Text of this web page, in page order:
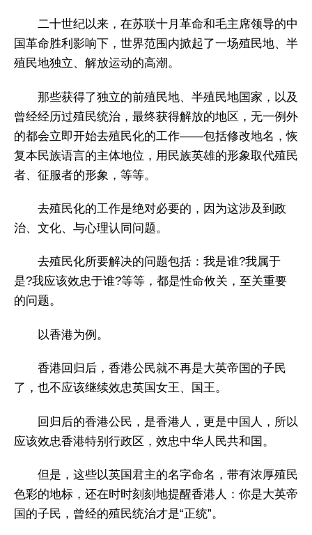
二十世纪以来，在苏联十月革命和毛主席领导的中
国革命胜利影响下，世界范围内掀起了一场殖民地、半
殖民地独立、解放运动的高潮。
那些获得了独立的前殖民地、半殖民地国家，以及
曾经经历过殖民统治，最终获得解放的地区，无一例外
的都会立即开始去殖民化的工作——包括修改地名，恢
复本民族语言的主体地位，用民族英雄的形象取代殖民
者、征服者的形象，等等。
去殖民化的工作是绝对必要的，因为这涉及到政
治、文化、与心理认同问题。
去殖民化所要解决的问题包括：我是谁?我属于
是?我应该效忠于谁?等等，都是性命攸关，至关重要
的问题。
以香港为例。
香港回归后，香港公民就不再是大英帝国的子民
了，也不应该继续效忠英国女王、国王。
回归后的香港公民，是香港人，更是中国人，所以
应该效忠香港特别行政区，效忠中华人民共和国。
但是，这些以英国君主的名字命名，带有浓厚殖民
色彩的地标，还在时时刻刻地提醒香港人：你是大英帝
国的子民，曾经的殖民统治才是“正统”。